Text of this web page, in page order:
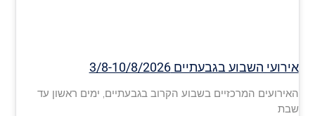
אירועי השבוע בגבעתיים 3/8-10/8/2026
האירועים המרכזיים בשבוע הקרוב בגבעתיים, ימים ראשון עד
שבת